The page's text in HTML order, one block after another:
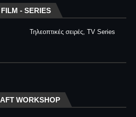
- SERIES
Τηλεοπτικές σειρές, TV Series
WORKSHOP